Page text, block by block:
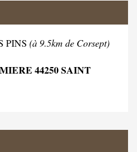
PINS (à 9.5km de Corsept)
44250 SAINT